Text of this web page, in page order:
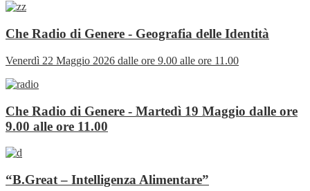
Che Radio di Genere - Geografia delle Identità
Venerdì 22 Maggio 2026 dalle ore 9.00 alle ore 11.00
Che Radio di Genere - Martedì 19 Maggio dalle ore
9.00 alle ore 11.00
“B.Great – Intelligenza Alimentare”